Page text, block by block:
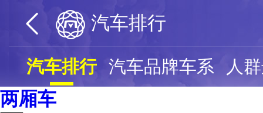
汽车排行
汽车排行 汽车品牌车系 人
两厢车